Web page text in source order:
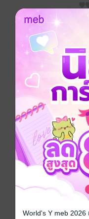
อยากได้ ซื้อเป็
เรื่องราวเริ่มเมื่อน้
ในราคา 200บาท แล้
ที่มารับซื้อของเก่า
กุมารพราย เมื่อมีกา
ย่อมเป็นคนและผีใน
ตลก ลึกลับ ส
ประเภทไฟล์
World's Y meb